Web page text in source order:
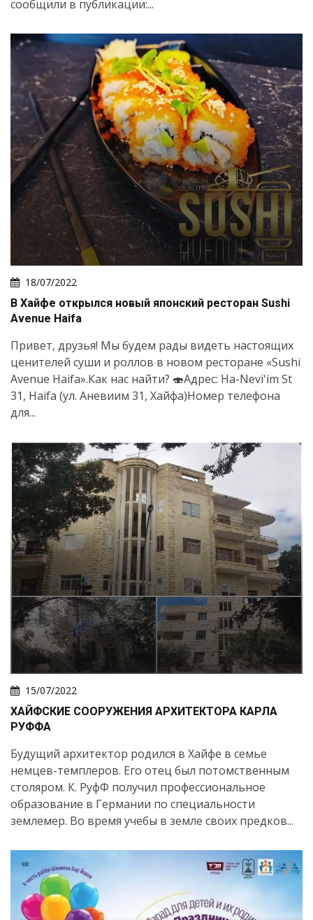
сообщили в публикации:...
18/07/2022
В Хайфе открылся новый японский ресторан Sushi
Avenue Haifa
Привет, друзья! Мы будем рады видеть настоящих
ценителей суши и роллов в новом ресторане «Sushi
Avenue Haifa».Как нас найти? 🍣Адрес: Ha-Nevi'im St
31, Haifa (ул. Аневиим 31, Хайфа)Номер телефона
для...
15/07/2022
ХАЙФСКИЕ СООРУЖЕНИЯ АРХИТЕКТОРА КАРЛА
РУФФА
Будущий архитектор родился в Хайфе в семье
немцев-темплеров. Его отец был потомственным
столяром. К. РуфФ получил профессиональное
образование в Германии по специальности
землемер. Во время учебы в земле своих предков...